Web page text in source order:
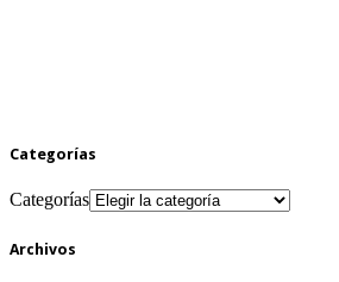
Categorías
Categorías
Archivos